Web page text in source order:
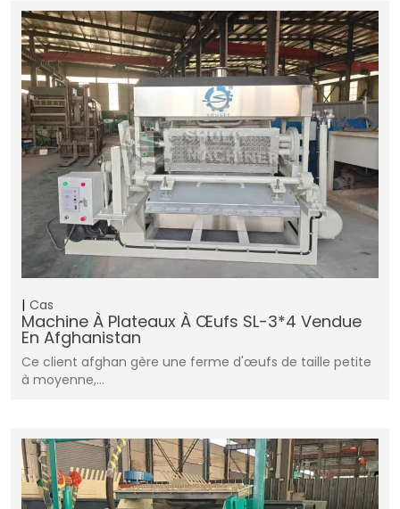
Cas
Machine À Plateaux À Œufs SL-3*4 Vendue
En Afghanistan
Ce client afghan gère une ferme d'œufs de taille petite
à moyenne,…